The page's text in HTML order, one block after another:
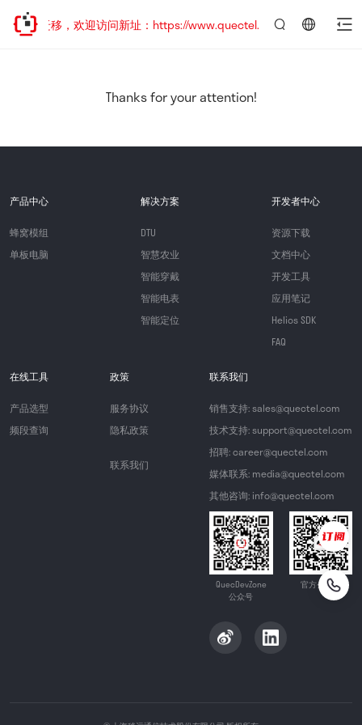
址已迁移，欢迎访问新址：https://www.quectel.com.cn
Thanks for your attention!
产品中心
蜂窝模组
单板电脑
解决方案
DTU
智慧农业
智能穿戴
智能电表
智能定位
开发者中心
资源下载
文档中心
开发工具
应用笔记
Helios SDK
FAQ
在线工具
产品选型
频段查询
政策
服务协议
隐私政策
联系我们
联系我们
销售支持: sales@quectel.com
技术支持: support@quectel.com
招聘: career@quectel.com
媒体联系: media@quectel.com
其他咨询: info@quectel.com
QuecDevZone
公众号
官方公众号